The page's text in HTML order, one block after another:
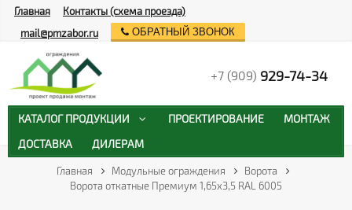
Главная Модульные ограждения
Ворота
Ворота откатные Премиум 1,65х3,5 RAL 6005
Главная
Контакты (схема проезда)
mail@pmzabor.ru
ОБРАТНЫЙ ЗВОНОК
+7 (909) 929-74-34
КАТАЛОГ ПРОДУКЦИИ ПРОЕКТИРОВАНИЕ
МОНТАЖ
ДОСТАВКА
ДИЛЕРАМ